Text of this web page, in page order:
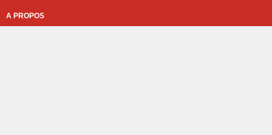
A PROPOS